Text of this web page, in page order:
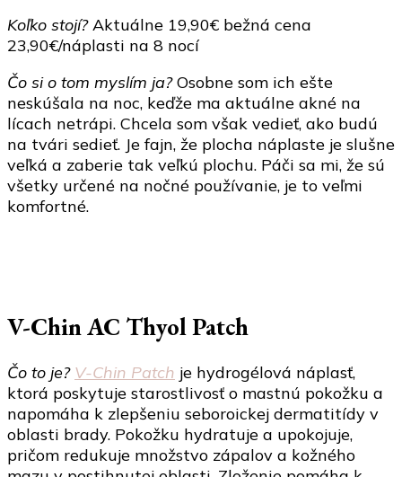
Koľko stojí?Aktuálne 19,90€ bežná cena
23,90€/náplasti na 8 nocí
Čo si o tom myslím ja?Osobne som ich ešte
neskúšala na noc, keďže ma aktuálne akné na
lícach netrápi. Chcela som však vedieť, ako budú
na tvári sedieť. Je fajn, že plocha náplaste je slušne
veľká a zaberie tak veľkú plochu. Páči sa mi, že sú
všetky určené na nočné používanie, je to veľmi
komfortné.
V-Chin AC Thyol Patch
Čo to je? V-Chin Patch je hydrogélová náplasť,
ktorá poskytuje starostlivosť o mastnú pokožku a
napomáha k zlepšeniu seboroickej dermatitídy v
oblasti brady. Pokožku hydratuje a upokojuje,
pričom redukuje množstvo zápalov a kožného